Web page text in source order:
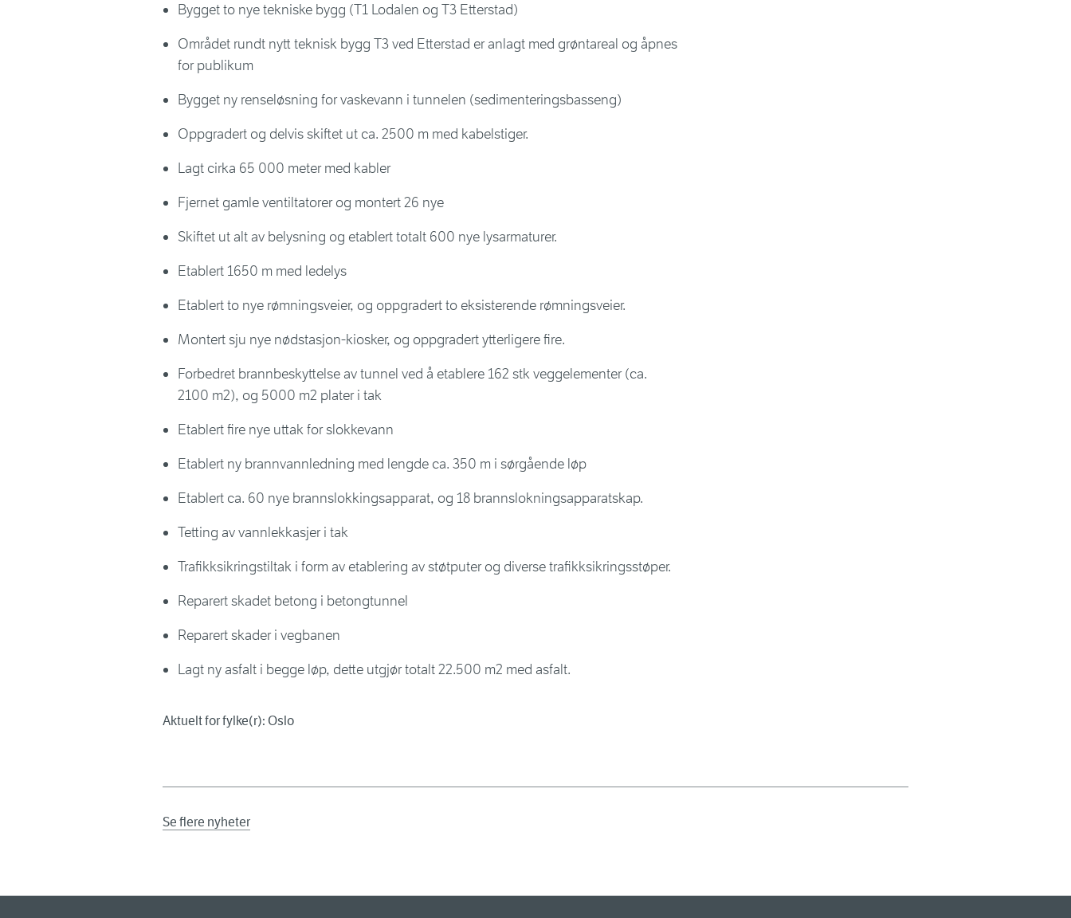
Bygget to nye tekniske bygg (T1 Lodalen og T3 Etterstad)
Området rundt nytt teknisk bygg T3 ved Etterstad er anlagt med grøntareal og åpnes
for publikum
Bygget ny renseløsning for vaskevann i tunnelen (sedimenteringsbasseng)
Oppgradert og delvis skiftet ut ca. 2500 m med kabelstiger.
Lagt cirka 65 000 meter med kabler
Fjernet gamle ventiltatorer og montert 26 nye
Skiftet ut alt av belysning og etablert totalt 600 nye lysarmaturer.
Etablert 1650 m med ledelys
Etablert to nye rømningsveier, og oppgradert to eksisterende rømningsveier.
Montert sju nye nødstasjon-kiosker, og oppgradert ytterligere fire.
Forbedret brannbeskyttelse av tunnel ved å etablere 162 stk veggelementer (ca.
2100 m2), og 5000 m2 plater i tak
Etablert fire nye uttak for slokkevann
Etablert ny brannvannledning med lengde ca. 350 m i sørgående løp
Etablert ca. 60 nye brannslokkingsapparat, og 18 brannslokningsapparatskap.
Tetting av vannlekkasjer i tak
Trafikksikringstiltak i form av etablering av støtputer og diverse trafikksikringsstøper.
Reparert skadet betong i betongtunnel
Reparert skader i vegbanen
Lagt ny asfalt i begge løp, dette utgjør totalt 22.500 m2 med asfalt.
Aktuelt for fylke(r): Oslo
Se flere nyheter